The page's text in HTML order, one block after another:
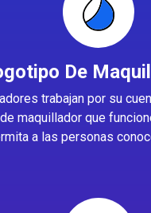
De
trabajan por su
maquillador que
a las personas